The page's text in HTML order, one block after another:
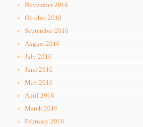
November 2016
October 2016
September 2016
August 2016
July 2016
June 2016
May 2016
April 2016
March 2016
February 2016